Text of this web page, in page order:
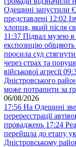
Одещині запустили
представлені 12:02
хлопця, який після
11:37 Підвал музею в
експозицію обіцяють
просила суд
через страх та
військової агресії
Дністровського
може потрапити за
06/08/2026
17:56 На Одещині
перереєстрації
проваджень 17:24
перейшла до етапу
Дністровському